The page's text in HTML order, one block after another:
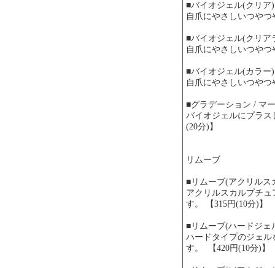
■バイオジェル(クリア
自爪にやさしいつや
■バイオジェル(クリア
自爪にやさしいつや
■バイオジェル(カラー
自爪にやさしいつや
■グラデーション / マ
バイオジェルにプラ
(20分)】
リムーブ
■リムーブ(アクリルス
アクリルスカルプチ
す。 【315円(10分)】
■リムーブ(ハードジェ
ハードタイプのジェ
す。 【420円(10分)】